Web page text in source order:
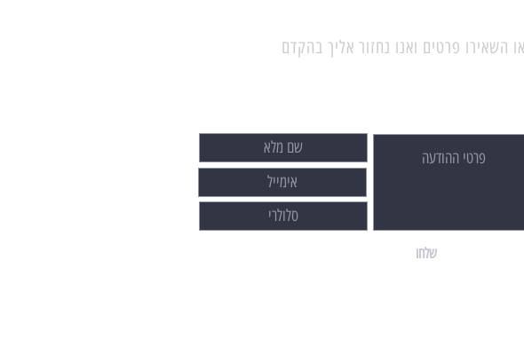
או השאירו פרטים ואנו נחזור אליך בהקדם
שלחו